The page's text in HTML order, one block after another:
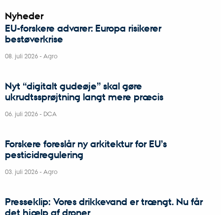
Nyheder
EU-forskere advarer: Europa risikerer
bestøverkrise
08. juli 2026- Agro
Nyt “digitalt gudeøje” skal gøre
ukrudtssprøjtning langt mere præcis
06. juli 2026- DCA
Forskere foreslår ny arkitektur for EU’s
pesticidregulering
03. juli 2026- Agro
Presseklip: Vores drikkevand er trængt. Nu får